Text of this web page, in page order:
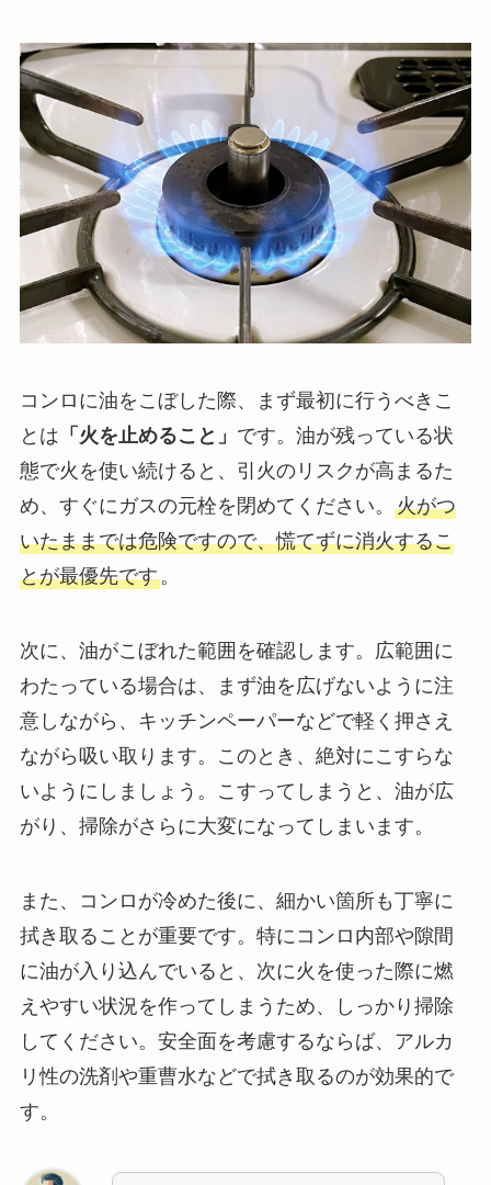
コンロに油をこぼした際、まず最初に行うべきこ
とは 「火を止めること」 です。油が残っている状
態で火を使い続けると、引火のリスクが高まるた
め、すぐにガスの元栓を閉めてください。 火がつ
いたままでは危険ですので、慌てずに消火するこ
とが最優先です。
次に、油がこぼれた範囲を確認します。広範囲に
わたっている場合は、まず油を広げないように注
意しながら、キッチンペーパーなどで軽く押さえ
ながら吸い取ります。このとき、絶対にこすらな
いようにしましょう。こすってしまうと、油が広
がり、掃除がさらに大変になってしまいます。
また、コンロが冷めた後に、細かい箇所も丁寧に
拭き取ることが重要です。特にコンロ内部や隙間
に油が入り込んでいると、次に火を使った際に燃
えやすい状況を作ってしまうため、しっかり掃除
してください。安全面を考慮するならば、アルカ
リ性の洗剤や重曹水などで拭き取るのが効果的で
す。